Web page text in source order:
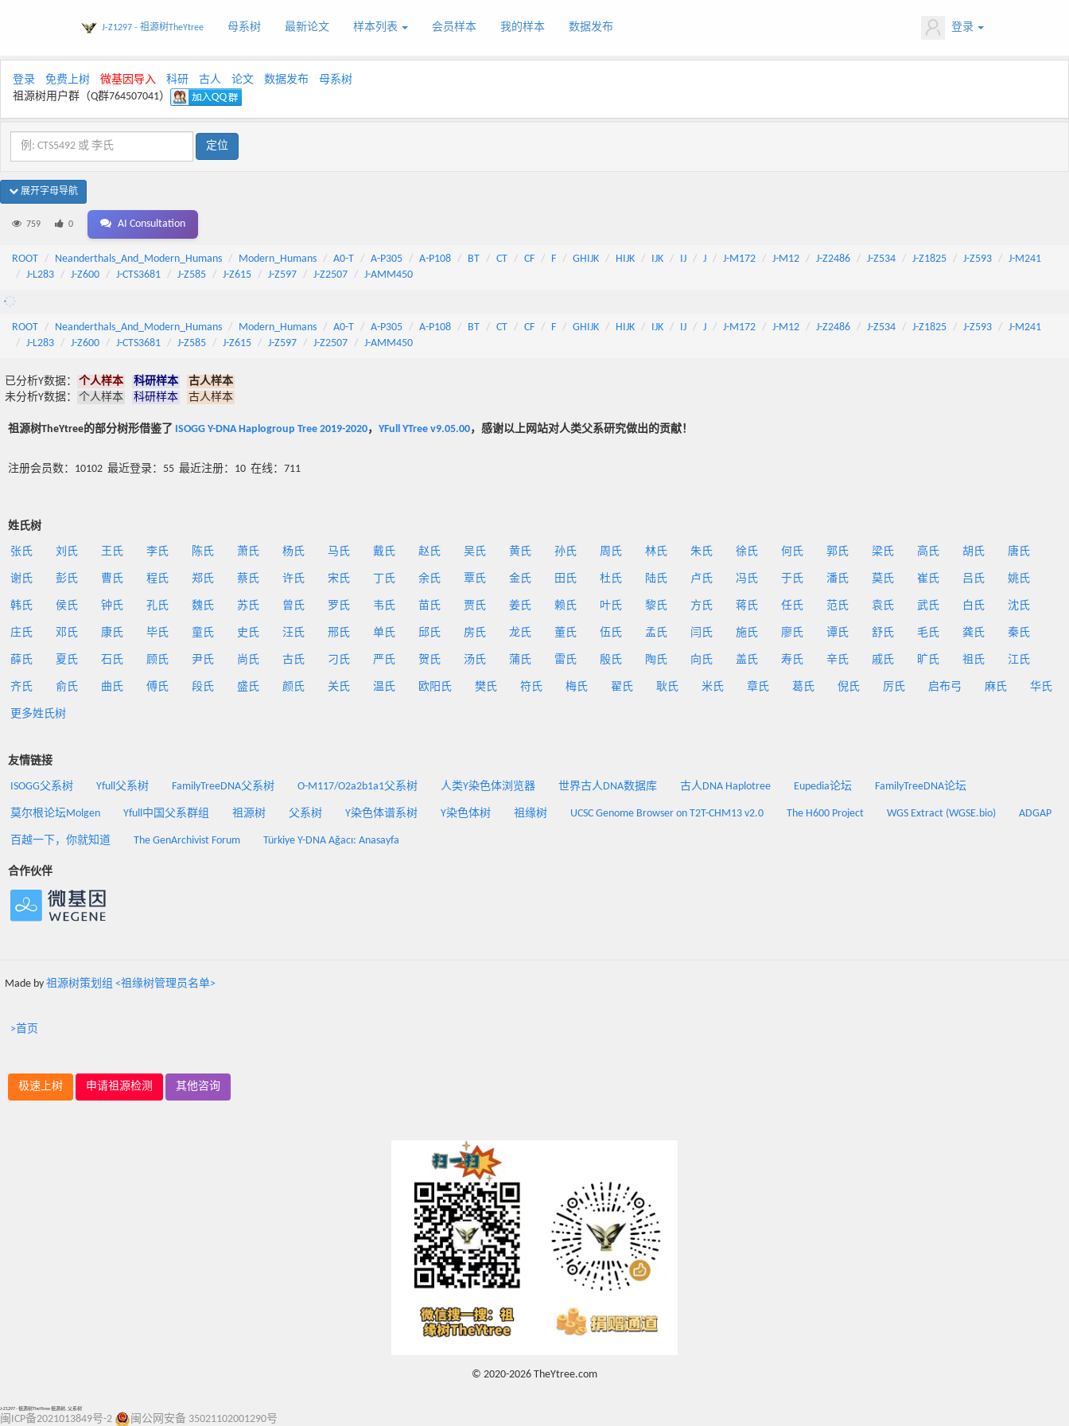
J-Z1297 - 祖源树TheYtree 母系树 最新论文 样本列表 会员样本 我的样本 数据发布 登录
登录 免费上树 微基因导入 科研 古人 论文 数据发布
母系树
祖源树用户群（Q群764507041）
展开字母导航
759 0 AI Consultation
ROOT Neanderthals_And_Modern_Humans Modern_Humans A0-T A-P305 A-P108 BT CT CF F GHIJK HIJK IJK IJ J J-M172 J-M12 J-Z2486 J-Z534 J-Z1825 J-Z593
J-M241
J-L283
J-Z600 J-CTS3681 J-Z585 J-Z615 J-Z597 J-Z2507 J-AMM450
ROOT Neanderthals_And_Modern_Humans Modern_Humans A0-T A-P305 A-P108 BT CT CF F GHIJK HIJK IJK IJ J J-M172 J-M12 J-Z2486 J-Z534 J-Z1825 J-Z593
J-M241
J-L283
J-Z600 J-CTS3681 J-Z585 J-Z615 J-Z597 J-Z2507 J-AMM450
已分析Y数据： 个人样本 科研样本
古人样本
未分析Y数据：
个人样本 科研样本 古人样本
祖源树TheYtree的部分树形借鉴了 ISOGG Y-DNA Haplogroup Tree 2019-2020， YFull YTree v9.05.00，感谢以上网站对人类父系研究做出的贡献！
注册会员数：10102 最近登录：55 最近注册：10 在线：711
姓氏树
张氏 刘氏 王氏 李氏 陈氏 萧氏 杨氏 马氏 戴氏 赵氏 吴氏 黄氏 孙氏 周氏 林氏 朱氏 徐氏 何氏 郭氏 梁氏 高氏 胡氏 唐氏
谢氏 彭氏 曹氏 程氏 郑氏 蔡氏 许氏 宋氏 丁氏 余氏 覃氏 金氏 田氏 杜氏 陆氏 卢氏 冯氏 于氏 潘氏 莫氏 崔氏 吕氏 姚氏
韩氏 侯氏 钟氏 孔氏 魏氏 苏氏 曾氏 罗氏 韦氏 苗氏 贾氏 姜氏 赖氏 叶氏 黎氏 方氏 蒋氏 任氏 范氏 袁氏 武氏 白氏 沈氏
庄氏 邓氏 康氏 毕氏 童氏 史氏 汪氏 邢氏 单氏 邱氏 房氏 龙氏 董氏 伍氏 孟氏 闫氏 施氏 廖氏 谭氏 舒氏 毛氏 龚氏 秦氏
薛氏 夏氏 石氏 顾氏 尹氏 尚氏 古氏 刁氏 严氏 贺氏 汤氏 蒲氏 雷氏 殷氏 陶氏 向氏 盖氏 寿氏 辛氏 戚氏 旷氏 祖氏 江氏
齐氏 俞氏 曲氏 傅氏 段氏 盛氏 颜氏 关氏 温氏 欧阳氏 樊氏 符氏 梅氏 翟氏 耿氏 米氏 章氏 葛氏 倪氏 厉氏 启布弓 麻氏 华氏
更多姓氏树
友情链接
ISOGG父系树 Yfull父系树 FamilyTreeDNA父系树 O-M117/O2a2b1a1父系树 人类Y染色体浏览器 世界古人DNA数据库 古人DNA Haplotree Eupedia论坛 FamilyTreeDNA论坛
莫尔根论坛Molgen Yfull中国父系群组 祖源树 父系树 Y染色体谱系树 Y染色体树 祖缘树 UCSC Genome Browser on T2T-CHM13 v2.0 The H600 Project WGS Extract (WGSE.bio) ADGAP
百越一下，你就知道 The GenArchivist Forum Türkiye Y-DNA Ağacı: Anasayfa
合作伙伴
Made by 祖源树策划组 <祖缘树管理员名单>
>首页
极速上树 申请祖源检测 其他咨询
© 2020-2026 TheYtree.com
J-Z1297 - 祖源树TheYtree 祖源树, 父系树
闽ICP备2021013849号-2 闽公网安备 35021102001290号